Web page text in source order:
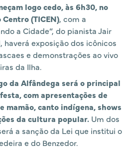
logo cedo, às 6h30, no
(TICEN), com a
a Cidade”, do pianista Jair
haverá exposição dos icônicos
e demonstrações ao vivo
da Ilha.
da Alfândega será o principal
com apresentações de
mamão, canto indígena, shows
da cultura popular. Um dos
a sanção da Lei que institui o
e do Benzedor.